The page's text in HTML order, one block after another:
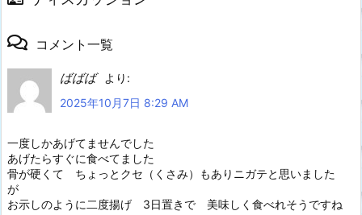
コメント一覧
ばばば
より:
2025年10月7日 8:29 AM
一度しかあげてませんでした
あげたらすぐに食べてました
骨が硬くて ちょっとクセ（くさみ）もありニガテと思いました
が
お示しのように二度揚げ 3日置きで 美味しく食べれそうですね